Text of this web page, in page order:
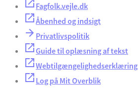
Fagfolk.vejle.dk
Åbenhed og indsigt
Privatlivspolitik
Guide til oplæsning af tekst
Webtilgængelighedserklæring
Log på Mit Overblik